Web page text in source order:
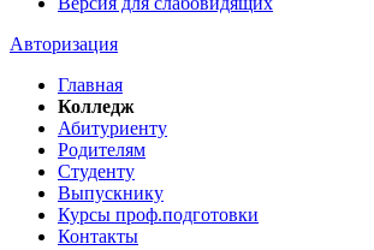
Авторизация
Главная
Колледж
Абитуриенту
Родителям
Студенту
Выпускнику
Курсы проф.подготовки
Контакты